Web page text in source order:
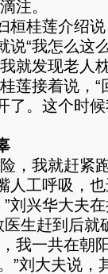
注。
桂莲介绍说
说“我怎么这
发现老人
莲接着说，
了。这个时
我就赶紧
人工呼吸，
刘兴华大夫
生赶到后就
一共在朝阳
”刘大夫说，